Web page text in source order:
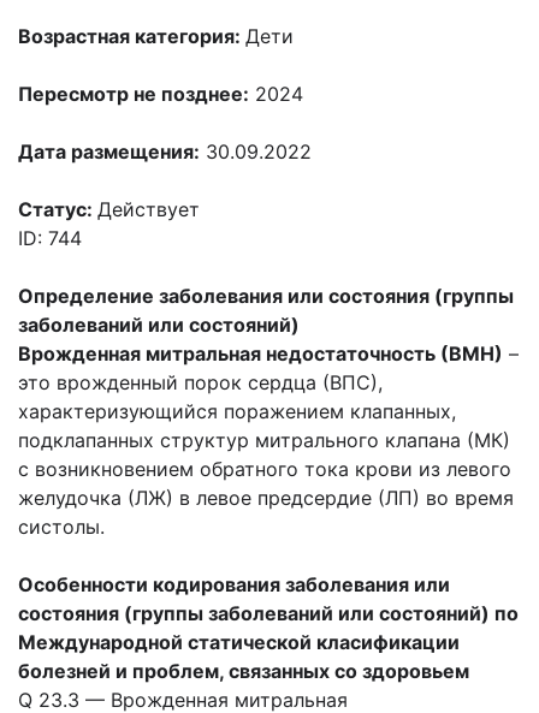
Возрастная категория: Дети
Пересмотр не позднее: 2024
Дата размещения: 30.09.2022
Статус: Действует
ID: 744
Определение заболевания или состояния (группы
заболеваний или состояний)
Врожденная митральная недостаточность (ВМН) –
это врожденный порок сердца (ВПС),
характеризующийся поражением клапанных,
подклапанных структур митрального клапана (МК)
с возникновением обратного тока крови из левого
желудочка (ЛЖ) в левое предсердие (ЛП) во время
систолы.
Особенности кодирования заболевания или
состояния (группы заболеваний или состояний) по
Международной статической класификации
болезней и проблем, связанных со здоровьем
Q 23.3 — Врожденная митральная